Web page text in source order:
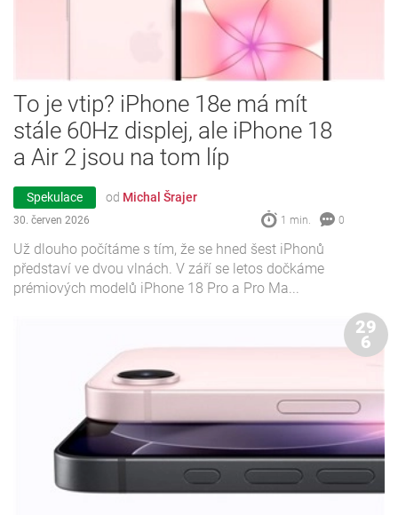
To je vtip? iPhone 18e má mít
stále 60Hz displej, ale iPhone 18
a Air 2 jsou na tom líp
Spekulace od Michal Šrajer
30. červen 2026 1 min. 0
Už dlouho počítáme s tím, že se hned šest iPhonů
představí ve dvou vlnách. V září se letos dočkáme
prémiových modelů iPhone 18 Pro a Pro Ma...
29
6